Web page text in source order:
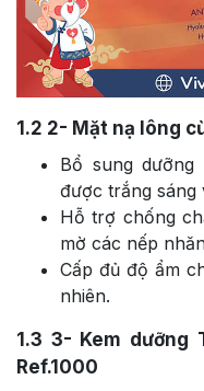
1.2 2- Mặt nạ lông
Bổ sung
được trắng sáng
Hỗ trợ chống
mờ các nếp
Cấp đủ độ ẩm
nhiên.
1.3 3- Kem dưỡng
Ref.1000